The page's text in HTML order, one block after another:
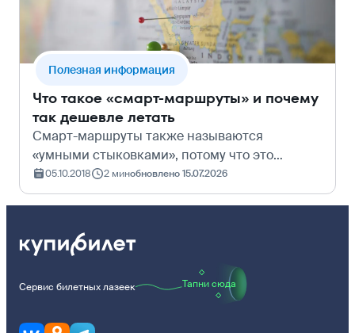
Полезная информация
Что такое «смарт-маршруты» и почему
так дешевле летать
Смарт-маршруты также называются
«умными стыковками», потому что это
уникальный алгоритм поиска, который
стыкует рейсы лоукостеров и авиакомпаний
Купибилета даёт ещё…
05.10.2018 2 минобновлено 15.07.2026
Сервис билетных лазеек Тапни сюда